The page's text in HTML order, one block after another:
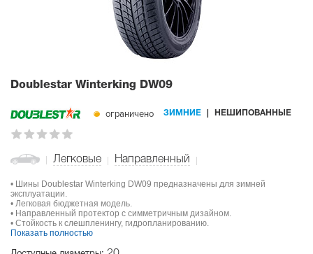
Doublestar Winterking DW09
ограничено ЗИМНИЕ НЕШИПОВАННЫЕ
Легковые Направленный
• Шины Doublestar Winterking DW09 предназначены для зимней
эксплуатации.
• Легковая бюджетная модель.
• Направленный протектор с симметричным дизайном.
• Стойкость к слешпленингу, гидропланированию.
Показать полностью